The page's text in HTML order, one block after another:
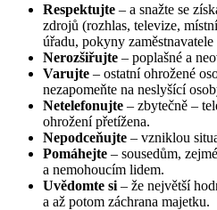
Respektujte – a snažte se
zdrojů (rozhlas, televize,
úřadu, pokyny zaměstnavatele
Nerozšiřujte – poplašné a
Varujte – ostatní ohrožené
nezapomeňte na neslyšící
Netelefonujte – zbytečně –
ohrožení přetížena.
Nepodceňujte – vzniklou
Pomáhejte – sousedům,
a nemohoucím lidem.
Uvědomte si – že největší
a až potom záchrana majetku.